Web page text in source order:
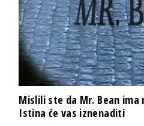
Mislili ste da Mr. Bean ima
Istina će vas iznenaditi